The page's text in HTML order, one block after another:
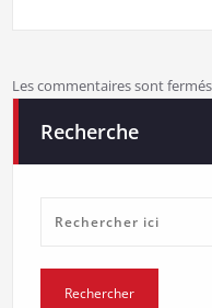
Les commentaires sont
Recherche